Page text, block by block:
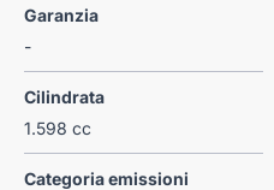
Garanzia
-
Cilindrata
1.598 cc
Categoria emissioni